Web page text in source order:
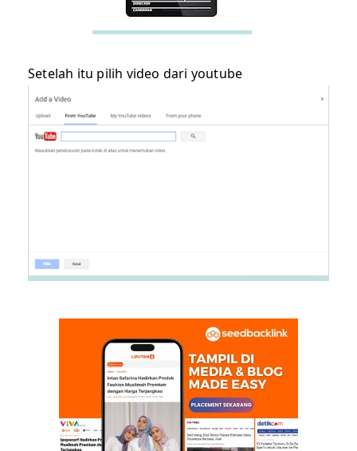
Setelah itu pilih video dari youtube